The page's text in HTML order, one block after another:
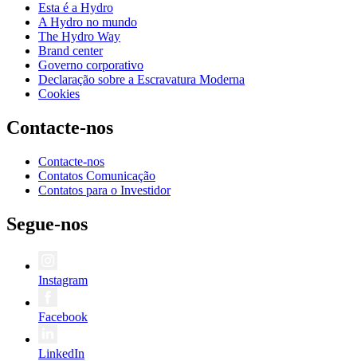
Esta é a Hydro
A Hydro no mundo
The Hydro Way
Brand center
Governo corporativo
Declaração sobre a Escravatura Moderna
Cookies
Contacte-nos
Contacte-nos
Contatos Comunicação
Contatos para o Investidor
Segue-nos
Instagram
Facebook
LinkedIn